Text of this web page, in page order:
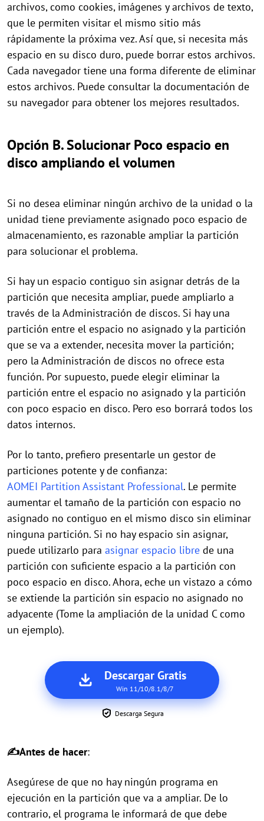
archivos, como cookies, imágenes y archivos de texto,
que le permiten visitar el mismo sitio más
rápidamente la próxima vez. Así que, si necesita más
espacio en su disco duro, puede borrar estos archivos.
Cada navegador tiene una forma diferente de eliminar
estos archivos. Puede consultar la documentación de
su navegador para obtener los mejores resultados.
Opción B. Solucionar Poco espacio en
disco ampliando el volumen
Si no desea eliminar ningún archivo de la unidad o la
unidad tiene previamente asignado poco espacio de
almacenamiento, es razonable ampliar la partición
para solucionar el problema.
Si hay un espacio contiguo sin asignar detrás de la
partición que necesita ampliar, puede ampliarlo a
través de la Administración de discos. Si hay una
partición entre el espacio no asignado y la partición
que se va a extender, necesita mover la partición;
pero la Administración de discos no ofrece esta
función. Por supuesto, puede elegir eliminar la
partición entre el espacio no asignado y la partición
con poco espacio en disco. Pero eso borrará todos los
datos internos.
Por lo tanto, prefiero presentarle un gestor de
particiones potente y de confianza:
AOMEI Partition Assistant Professional. Le permite
aumentar el tamaño de la partición con espacio no
asignado no contiguo en el mismo disco sin eliminar
ninguna partición. Si no hay espacio sin asignar,
puede utilizarlo para asignar espacio libre de una
partición con suficiente espacio a la partición con
poco espacio en disco. Ahora, eche un vistazo a cómo
se extiende la partición sin espacio no asignado no
adyacente (Tome la ampliación de la unidad C como
un ejemplo).
Descargar Gratis
Win 11/10/8.1/8/7
Descarga Segura
✍Antes de hacer:
Asegúrese de que no hay ningún programa en
ejecución en la partición que va a ampliar. De lo
contrario, el programa le informará de que debe